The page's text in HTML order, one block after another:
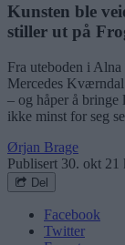
Kunsten ble
stiller ut på
Fra uteboden i
Mercedes Kværndal
– og håper å
ikke minst for seg
Ørjan Brage
Publisert 30. okt 21
Del
Facebook
Twitter